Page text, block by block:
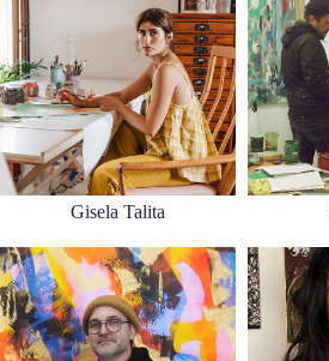
Gisela Talita